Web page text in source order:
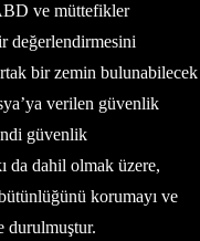
ve müttefikler
değerlendirmesini
bir zemin bulunabilecek
verilen güvenlik
güvenlik
da dahil olmak üzere,
korumayı ve
durulmuştur.